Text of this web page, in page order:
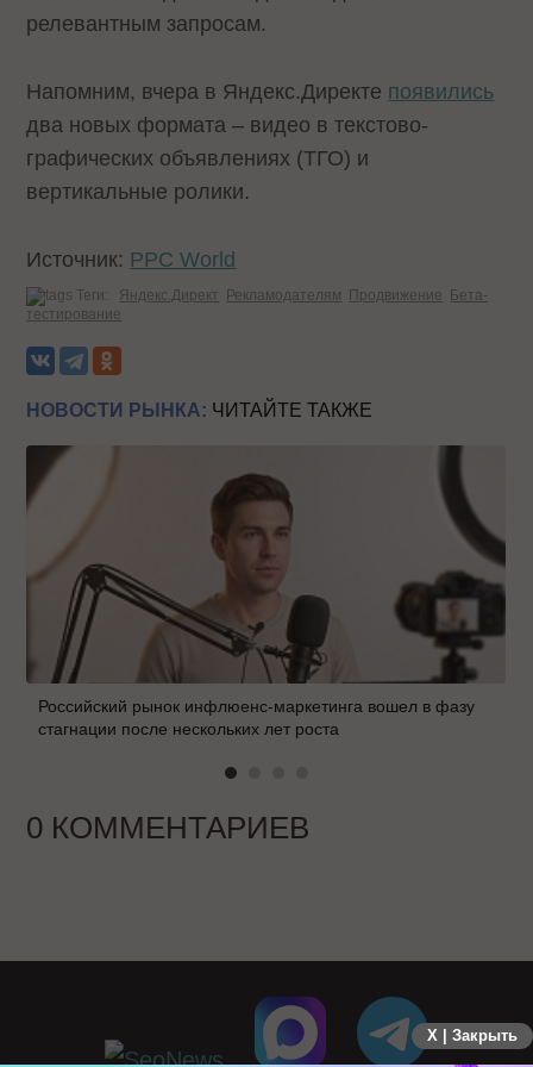
релевантным запросам.
Напомним, вчера в Яндекс.Директе появились
два новых формата – видео в текстово-
графических объявлениях (ТГО) и
вертикальные ролики.
Источник: PPC World
Теги: Яндекс.Директ Рекламодателям Продвижение Бета-
тестирование
НОВОСТИ РЫНКА: ЧИТАЙТЕ ТАКЖЕ
Российский рынок инфлюенс-маркетинга вошел в фазу
стагнации после нескольких лет роста
0 КОММЕНТАРИЕВ
X | Закрыть